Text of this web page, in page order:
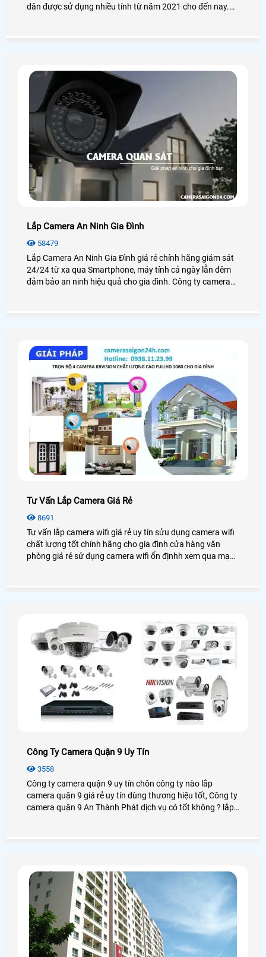
dân được sử dụng nhiều tính từ năm 2021 cho đến nay.
Lắp Camera An Ninh Gia Đình
58479
Lắp Camera An Ninh Gia Đình giá rẻ chính hãng giám sát
24/24 từ xa qua Smartphone, máy tính cả ngày lẫn đêm
đảm bảo an ninh hiệu quả cho gia đình. Công ty camera
Tư Vấn Lắp Camera Giá Rẻ
8691
Tư vấn lắp camera wifi giá rẻ uy tín sửu dụng camera wifi
chất lượng tốt chính hãng cho gia đình cửa hàng văn
phòng giá rẻ sử dụng camera wifi ổn địnhh xem qua mạng
Công Ty Camera Quận 9 Uy Tín
3558
Công ty camera quận 9 uy tín chôn công ty nào lắp
camera quận 9 giá rẻ uy tín dùng thương hiệu tốt, Công ty
camera quận 9 An Thành Phát dịch vụ có tốt không ? lắp